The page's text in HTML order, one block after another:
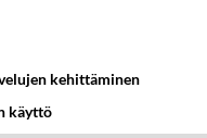
kehittäminen
käyttö